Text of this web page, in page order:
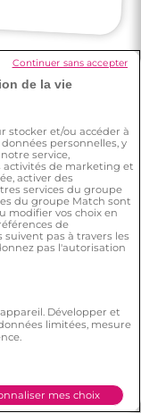
chance
de la vie
stocker et/ou accéder à
personnelles, y
service,
de marketing et
activer des
services du groupe
du groupe Match sont
modifier vos choix en
de
pas à travers les
pas l'autorisation
Développer et
limitées, mesure
mes choix
Continuer sans accepter